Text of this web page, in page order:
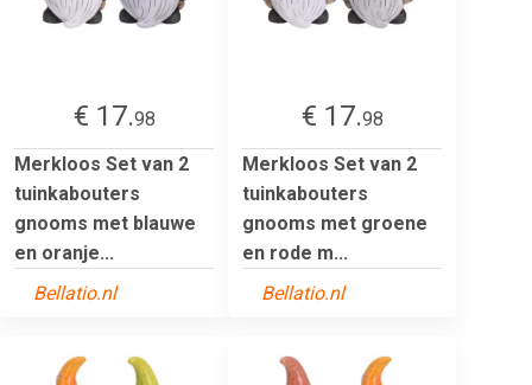
€ 17.98
Merkloos Set van 2
tuinkabouters
gnooms met blauwe
en oranje...
Bellatio.nl
€ 17.98
Merkloos Set van 2
tuinkabouters
gnooms met groene
en rode m...
Bellatio.nl